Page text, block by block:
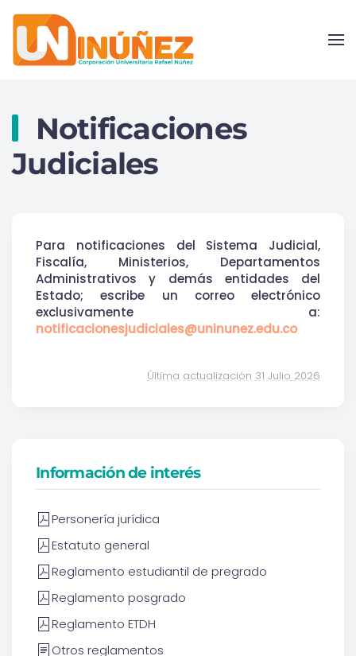
Skip to main content
Notificaciones
Judiciales
Para notificaciones del Sistema Judicial,
Fiscalía, Ministerios, Departamentos
Administrativos y demás entidades del
Estado; escribe un correo electrónico
exclusivamente a:
notificacionesjudiciales@uninunez.edu.co
Última actualización 31 Julio 2026
Información de interés
Personería jurídica
Estatuto general
Reglamento estudiantil de pregrado
Reglamento posgrado
Reglamento ETDH
Otros reglamentos